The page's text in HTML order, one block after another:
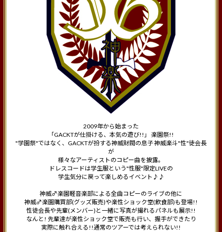
2009年から始まった
「GACKTが仕掛ける、本気の遊び!!」 楽園祭!!
"学園祭"ではなく、GACKTが扮する神威財閥の息子 神威楽斗"性"徒会長
が
様々なアーティストのコピー曲を披露。
ドレスコードは学生服という"性服"限定LIVEの
学生気分に戻って楽しめるイベント♪♪
神威♂楽園軽音楽部による全曲コピーのライブの他に
神威♂楽園購買部(グッズ販売)や楽性ショック堂(飲食部)も登場!!
性徒会長や先輩(メンバー)と一緒に写真が撮れるパネルも展示!!
なんと! 先輩達が楽性ショック堂で販売も行い、握手ができたり
実際に触れ合える!!通常のツアーでは考えられない!!